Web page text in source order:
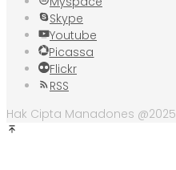
Skype
Youtube
Picassa
Flickr
RSS
Hak Cipta Manadones @2025